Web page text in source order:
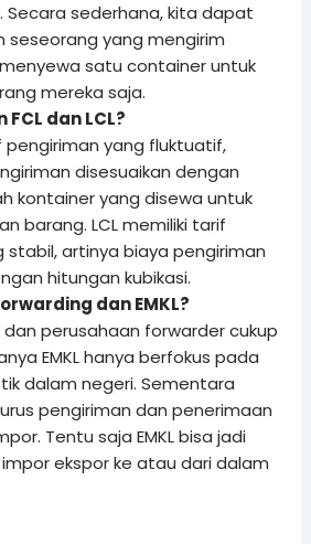
Secara sederhana, kita dapat
seseorang yang mengirim
satu container untuk
mereka saja.
dan LCL?
pengiriman yang fluktuatif,
disesuaikan dengan
kontainer yang disewa untuk
barang. LCL memiliki tarif
stabil, artinya biaya pengiriman
hitungan kubikasi.
dan EMKL?
dan perusahaan forwarder cukup
EMKL hanya berfokus pada
dalam negeri. Sementara
pengiriman dan penerimaan
Tentu saja EMKL bisa jadi
ekspor ke atau dari dalam